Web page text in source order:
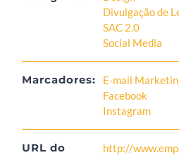
Divulgação de
SAC 2.0
Social Media
Marcadores:
E-mail
Facebook
Instagram
URL do
http://